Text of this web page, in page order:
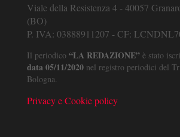
Viale della Resistenza 4 - 40057
(BO)
P. IVA: 03888911207 - CF:
Il periodico “LA REDAZIONE” è stato
data 05/11/2020 nel registro periodici del
Bologna.
Privacy e Cookie policy